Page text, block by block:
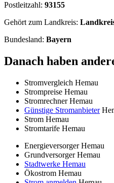
Postleitzahl: 93155
Gehört zum Landkreis:
Bundesland: Bayern
Danach haben
Stromvergleich Hemau
Strompreise Hemau
Stromrechner Hemau
Günstige Stromanbieter
Strom Hemau
Stromtarife Hemau
Energieversorger Hemau
Grundversorger Hemau
Stadtwerke Hemau
Ökostrom Hemau